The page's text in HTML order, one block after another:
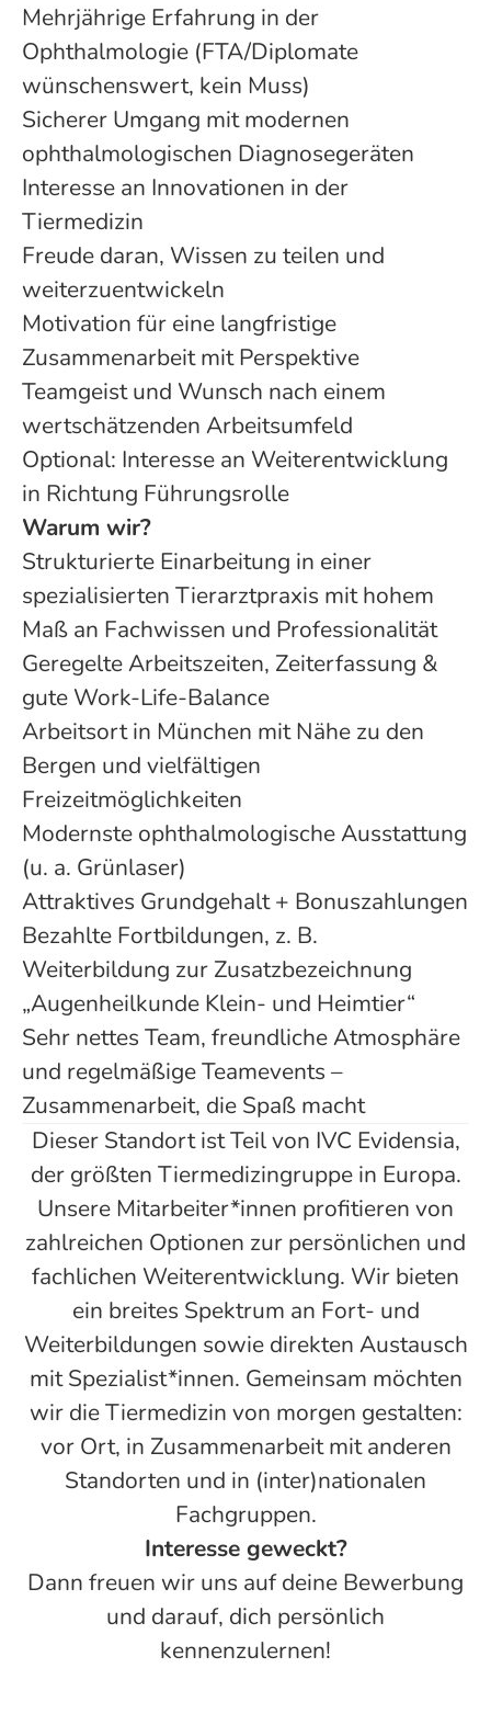
Mehrjährige Erfahrung in der
Ophthalmologie (FTA/Diplomate
wünschenswert, kein Muss)
Sicherer Umgang mit modernen
ophthalmologischen Diagnosegeräten
Interesse an Innovationen in der
Tiermedizin
Freude daran, Wissen zu teilen und
weiterzuentwickeln
Motivation für eine langfristige
Zusammenarbeit mit Perspektive
Teamgeist und Wunsch nach einem
wertschätzenden Arbeitsumfeld
Optional: Interesse an Weiterentwicklung
in Richtung Führungsrolle
Warum wir?
Strukturierte Einarbeitung in einer
spezialisierten Tierarztpraxis mit hohem
Maß an Fachwissen und Professionalität
Geregelte Arbeitszeiten, Zeiterfassung &
gute Work-Life-Balance
Arbeitsort in München mit Nähe zu den
Bergen und vielfältigen
Freizeitmöglichkeiten
Modernste ophthalmologische Ausstattung
(u. a. Grünlaser)
Attraktives Grundgehalt + Bonuszahlungen
Bezahlte Fortbildungen, z. B.
Weiterbildung zur Zusatzbezeichnung
„Augenheilkunde Klein- und Heimtier“
Sehr nettes Team, freundliche Atmosphäre
und regelmäßige Teamevents –
Zusammenarbeit, die Spaß macht
Dieser Standort ist Teil von IVC Evidensia,
der größten Tiermedizingruppe in Europa.
Unsere Mitarbeiter*innen profitieren von
zahlreichen Optionen zur persönlichen und
fachlichen Weiterentwicklung. Wir bieten
ein breites Spektrum an Fort- und
Weiterbildungen sowie direkten Austausch
mit Spezialist*innen. Gemeinsam möchten
wir die Tiermedizin von morgen gestalten:
vor Ort, in Zusammenarbeit mit anderen
Standorten und in (inter)nationalen
Fachgruppen.
Interesse geweckt?
Dann freuen wir uns auf deine Bewerbung
und darauf, dich persönlich
kennenzulernen!